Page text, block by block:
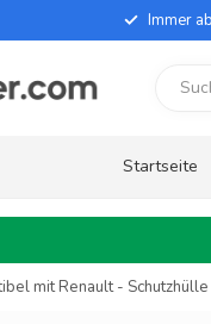
Immer
Startseite
mit Renault -